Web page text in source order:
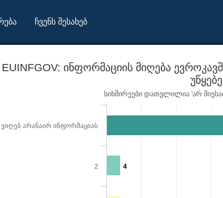
ჩვენს შესახებ
EUINFGOV: ინფორმაციის მიღება
სიხშირეები დათვლილია 'არ
4
არანაირ ინფორმაციას
2